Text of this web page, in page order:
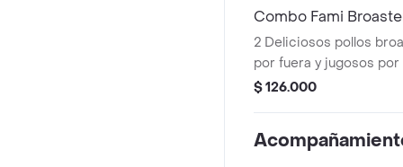
Contramuslo + 4 Arepas
Papas fritas + Salsa de
Combo Fami
2 Deliciosos pollos
por fuera y jugosos por
compuesto por 16
+ 16 Arepas + 2
$ 126.000